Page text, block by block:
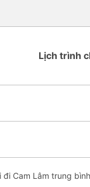
Lịch trình
đi Cam Lâm trung bình